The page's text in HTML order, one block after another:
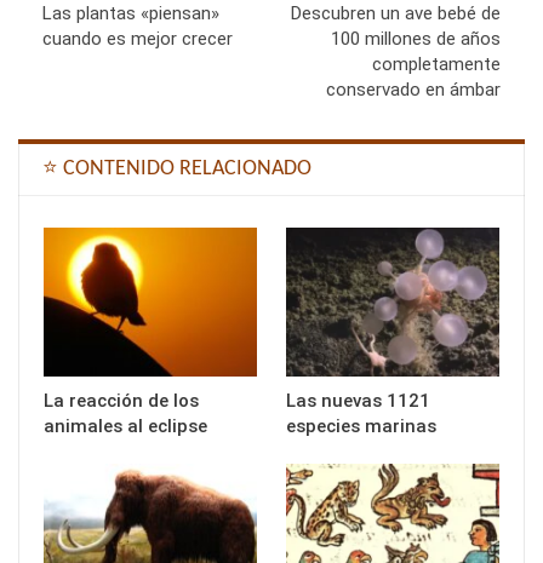
Las plantas «piensan»
cuando es mejor crecer
Descubren un ave bebé de
100 millones de años
completamente
conservado en ámbar
⭐ CONTENIDO RELACIONADO
La reacción de los
animales al eclipse
Las nuevas 1121
especies marinas